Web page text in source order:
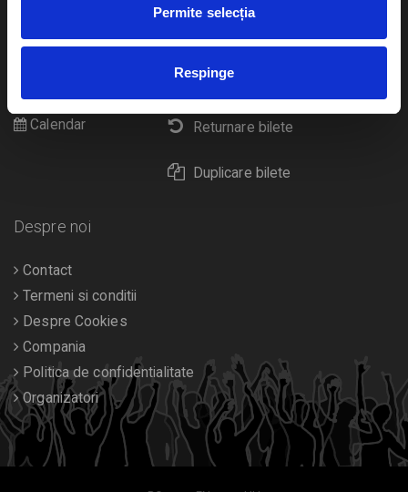
Permite selecția
Respinge
eBilet printat acasa
Livrare prin curier
Returnare bilete
Duplicare bilete
Pentru copii
Calendar
Despre noi
Contact
Termeni si conditii
Despre Cookies
Compania
Politica de confidentialitate
Organizatori